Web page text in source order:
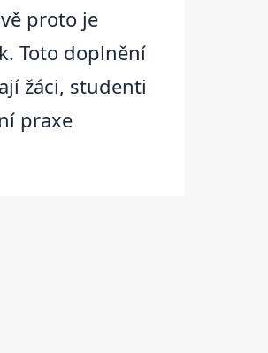
proto je
Toto doplnění
žáci, studenti
praxe